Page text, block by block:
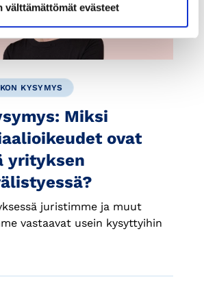
välttämättömät evästeet
KYSYMYS
Miksi
ovat
yrityksen
juristimme ja muut
vastaavat usein kysyttyihin